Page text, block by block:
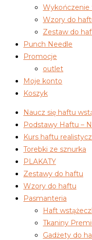
Wykończenie
Wzory do
Zestaw do
Punch Needle
Promocje
outlet
Moje konto
Koszyk
Naucz się haftu
Podstawy Haftu –
Kurs haftu
Torebki ze sznurka
PLAKATY
Zestawy do haftu
Wzory do haftu
Pasmanteria
Haft
Tkaniny
Gadżety do